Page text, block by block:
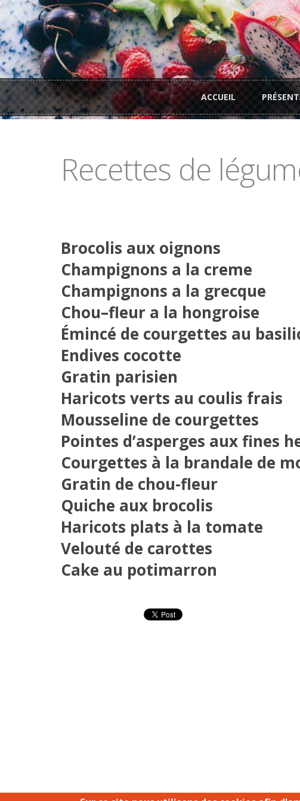
Aller au contenu principal
Menu principal ACCUEIL
Recettes de
Brocolis aux oignons
Champignons a la creme
Champignons a la grecque
Chou–fleur a la hongroise
Émincé de courgettes au
Endives cocotte
Gratin parisien
Haricots verts au coulis frais
Mousseline de courgettes
Pointes d’asperges aux fines
Courgettes à la brandale de
Gratin de chou-fleur
Quiche aux brocolis
Haricots plats à la tomate
Velouté de carottes
Cake au potimarron